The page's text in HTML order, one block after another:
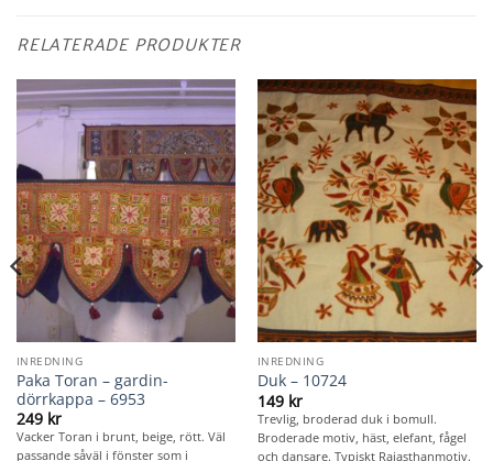
RELATERADE PRODUKTER
INREDNING
Paka Toran – gardin-
dörrkappa – 6953
249 kr
Vacker Toran i brunt, beige, rött. Väl
passande såväl i fönster som i
INREDNING
Duk – 10724
149 kr
Trevlig, broderad duk i bomull.
Broderade motiv, häst, elefant, fågel
och dansare. Typiskt Rajasthanmotiv.